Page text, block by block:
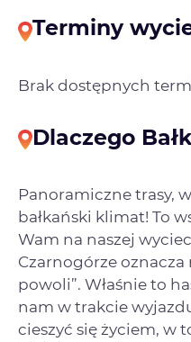
Terminy
Brak dostępnych
Dlaczego
Panoramiczne trasy,
bałkański klimat! To
Wam na naszej
Czarnogórze
powoli”. Właśnie to
nam w trakcie
cieszyć się życiem, w